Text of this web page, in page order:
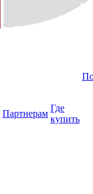
Партнерам
Где
купить